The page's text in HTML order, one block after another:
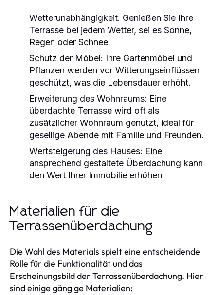
Wetterunabhängigkeit: Genießen Sie Ihre
Terrasse bei jedem Wetter, sei es Sonne,
Regen oder Schnee.
Schutz der Möbel: Ihre Gartenmöbel und
Pflanzen werden vor Witterungseinflüssen
geschützt, was die Lebensdauer erhöht.
Erweiterung des Wohnraums: Eine
überdachte Terrasse wird oft als
zusätzlicher Wohnraum genutzt, ideal für
gesellige Abende mit Familie und Freunden.
Wertsteigerung des Hauses: Eine
ansprechend gestaltete Überdachung kann
den Wert Ihrer Immobilie erhöhen.
Materialien für die
Terrassenüberdachung
Die Wahl des Materials spielt eine entscheidende
Rolle für die Funktionalität und das
Erscheinungsbild der Terrassenüberdachung. Hier
sind einige gängige Materialien: